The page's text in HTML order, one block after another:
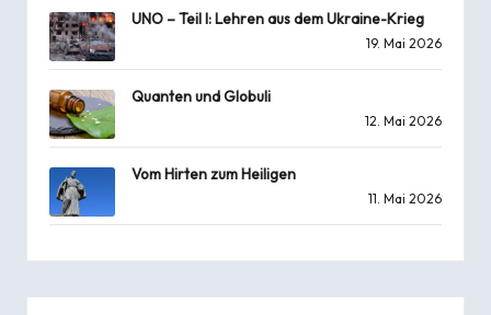
UNO – Teil I: Lehren aus dem Ukraine-Krieg
19. Mai 2026
Quanten und Globuli
12. Mai 2026
Vom Hirten zum Heiligen
11. Mai 2026